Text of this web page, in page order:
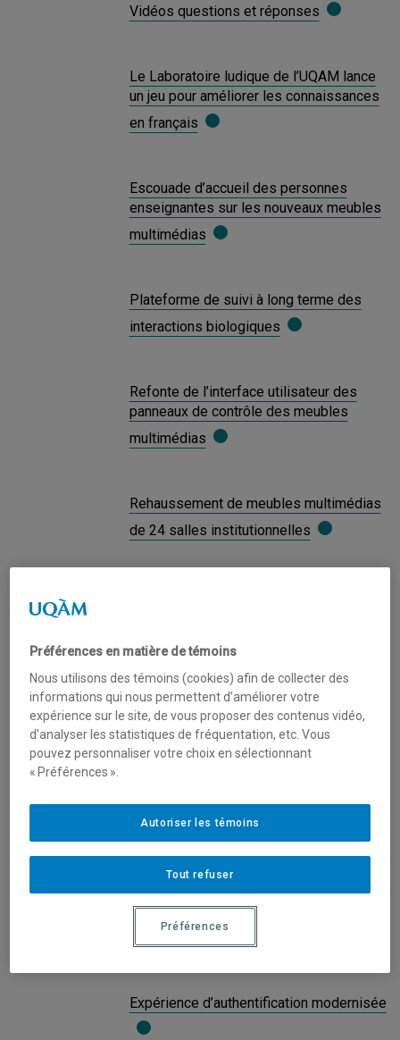
Vidéos questions et réponses
Le Laboratoire ludique de l’UQAM lance
un jeu pour améliorer les connaissances
en français
Escouade d’accueil des personnes
enseignantes sur les nouveaux meubles
multimédias
Plateforme de suivi à long terme des
interactions biologiques
Refonte de l’interface utilisateur des
panneaux de contrôle des meubles
multimédias
Rehaussement de meubles multimédias
de 24 salles institutionnelles
l’ESG UQAM
Une plateforme de virtualisation remise à
niveau
MOODLE, une plateforme mise à jour en
continu !
Modernisation de la solution antipourriel
Expérience d’authentification modernisée
Préférences en matière de témoins
Nous utilisons des témoins (cookies) afin de collecter des
informations qui nous permettent d’améliorer votre
expérience sur le site, de vous proposer des contenus vidéo,
d’analyser les statistiques de fréquentation, etc. Vous
pouvez personnaliser votre choix en sélectionnant
« Préférences ».
Tout refuser
Autoriser les témoins
Préférences